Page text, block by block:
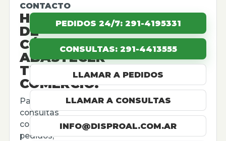
CONTACTO
HABLEMOS
DE
CÓMO
ABASTECER
TU
COMERCIO.
Para
consultas
comerciales,
pedidos,
PEDIDOS 24/7: 291-4195331
CONSULTAS: 291-4413555
LLAMAR A PEDIDOS
LLAMAR A CONSULTAS
INFO@DISPROAL.COM.AR